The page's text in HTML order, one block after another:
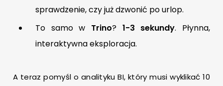
sprawdzenie, czy już dzwonić po urlop.
To samo w Trino? 1-3 sekundy. Płynna,
interaktywna eksploracja.
A teraz pomyśl o analityku BI, który musi wyklikać 10